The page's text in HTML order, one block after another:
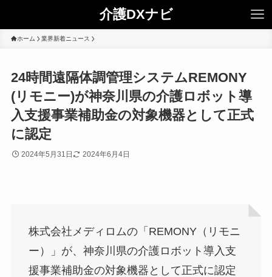
介護DXナビ
ホーム 業界新着ニュース
24時間遠隔体調管理システムREMONY
(リモニー)が神奈川県の介護ロボット導
入支援事業補助金の対象機器として正式
に認定
2024年5月31日 2024年6月4日
株式会社メディロムの「REMONY（リモニ
ー）」が、神奈川県の介護ロボット導入支
援事業補助金の対象機器として正式に認定